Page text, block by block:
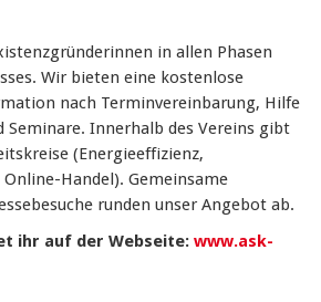
in allen Phasen
Wir bieten eine kostenlose
nach Terminvereinbarung, Hilfe
Seminare. Innerhalb des Vereins gibt
(Energieeffizienz,
Handel). Gemeinsame
runden unser Angebot ab.
ihr auf der Webseite: www.ask-